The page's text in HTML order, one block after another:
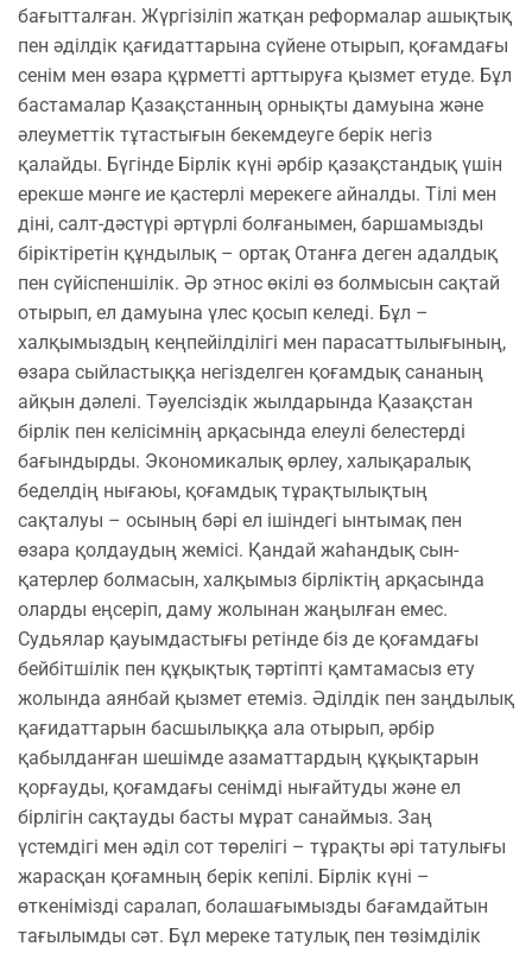
бағытталған. Жүргізіліп жатқан реформалар ашықтық
пен әділдік қағидаттарына сүйене отырып, қоғамдағы
сенім мен өзара құрметті арттыруға қызмет етуде. Бұл
бастамалар Қазақстанның орнықты дамуына және
әлеуметтік тұтастығын бекемдеуге берік негіз
қалайды. Бүгінде Бірлік күні әрбір қазақстандық үшін
ерекше мәнге ие қастерлі мерекеге айналды. Тілі мен
діні, салт-дәстүрі әртүрлі болғанымен, баршамызды
біріктіретін құндылық – ортақ Отанға деген адалдық
пен сүйіспеншілік. Әр этнос өкілі өз болмысын сақтай
отырып, ел дамуына үлес қосып келеді. Бұл –
халқымыздың кеңпейілділігі мен парасаттылығының,
өзара сыйластыққа негізделген қоғамдық сананың
айқын дәлелі. Тәуелсіздік жылдарында Қазақстан
бірлік пен келісімнің арқасында елеулі белестерді
бағындырды. Экономикалық өрлеу, халықаралық
беделдің нығаюы, қоғамдық тұрақтылықтың
сақталуы – осының бәрі ел ішіндегі ынтымақ пен
өзара қолдаудың жемісі. Қандай жаһандық сын-
қатерлер болмасын, халқымыз бірліктің арқасында
оларды еңсеріп, даму жолынан жаңылған емес.
Судьялар қауымдастығы ретінде біз де қоғамдағы
бейбітшілік пен құқықтық тәртіпті қамтамасыз ету
жолында аянбай қызмет етеміз. Әділдік пен заңдылық
қағидаттарын басшылыққа ала отырып, әрбір
қабылданған шешімде азаматтардың құқықтарын
қорғауды, қоғамдағы сенімді нығайтуды және ел
бірлігін сақтауды басты мұрат санаймыз. Заң
үстемдігі мен әділ сот төрелігі – тұрақты әрі татулығы
жарасқан қоғамның берік кепілі. Бірлік күні –
өткенімізді саралап, болашағымызды бағамдайтын
тағылымды сәт. Бұл мереке татулық пен төзімділік